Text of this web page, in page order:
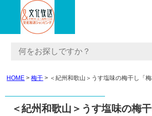
HOME 梅干 ＜紀州和歌山＞うす塩味の梅干し「
＜紀州和歌山＞うす塩味の梅